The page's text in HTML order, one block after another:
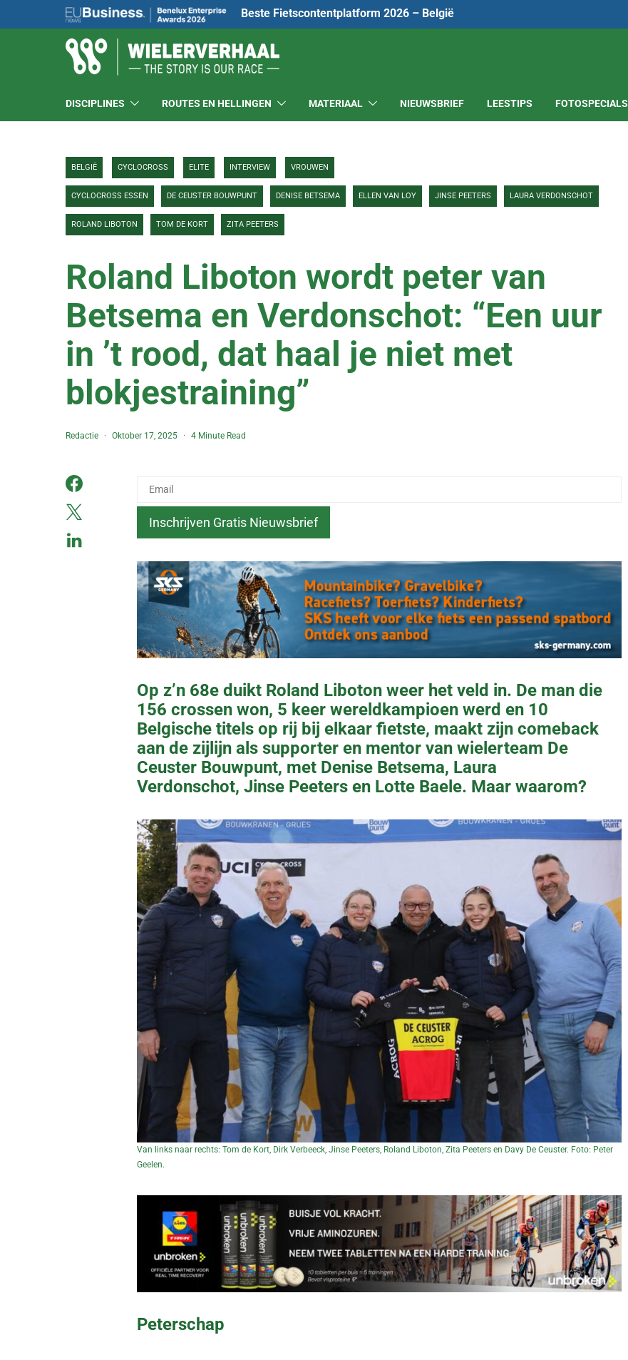
Beste Fietscontentplatform 2026 – België
DISCIPLINES ROUTES EN HELLINGEN MATERIAAL NIEUWSBRIEF LEESTIPS FOTOSPECIALS
BELGIË CYCLOCROSS ELITE INTERVIEW VROUWEN
CYCLOCROSS ESSEN DE CEUSTER BOUWPUNT DENISE BETSEMA ELLEN VAN LOY JINSE PEETERS LAURA VERDONSCHOT
ROLAND LIBOTON TOM DE KORT ZITA PEETERS
Roland Liboton wordt peter van
Betsema en Verdonschot: “Een uur
in ’t rood, dat haal je niet met
blokjestraining”
Redactie Oktober 17, 2025 4 Minute Read
Op z’n 68e duikt Roland Liboton weer het veld in. De man die
156 crossen won, 5 keer wereldkampioen werd en 10
Belgische titels op rij bij elkaar fietste, maakt zijn comeback
aan de zijlijn als supporter en mentor van wielerteam De
Ceuster Bouwpunt, met Denise Betsema, Laura
Verdonschot, Jinse Peeters en Lotte Baele. Maar waarom?
Van links naar rechts: Tom de Kort, Dirk Verbeeck, Jinse Peeters, Roland Liboton, Zita Peeters en Davy De Ceuster. Foto: Peter
Geelen.
Peterschap